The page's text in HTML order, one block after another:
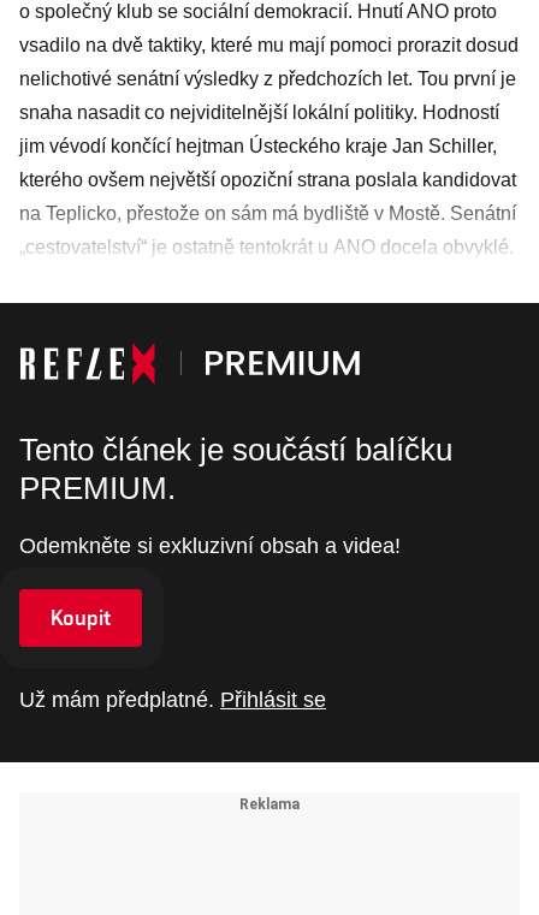
o společný klub se sociální demokracií. Hnutí ANO proto
vsadilo na dvě taktiky, které mu mají pomoci prorazit dosud
nelichotivé senátní výsledky z předchozích let. Tou první je
snaha nasadit co nejviditelnější lokální politiky. Hodností
jim vévodí končící hejtman Ústeckého kraje Jan Schiller,
kterého ovšem největší opoziční strana poslala kandidovat
na Teplicko, přestože on sám má bydliště v Mostě. Senátní
„cestovatelství“ je ostatně tentokrát u ANO docela obvyklé.
Tento článek je součástí balíčku
PREMIUM.
Odemkněte si exkluzivní obsah a videa!
Koupit
Už mám předplatné. Přihlásit se